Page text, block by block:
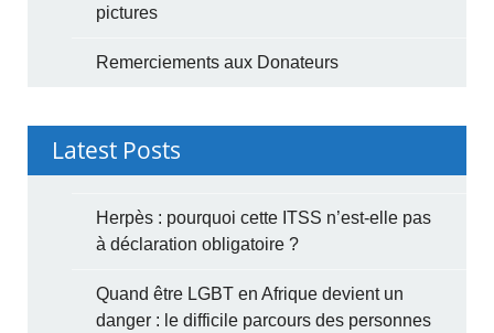
pictures
Remerciements aux Donateurs
Latest Posts
Herpès : pourquoi cette ITSS n’est-elle pas
à déclaration obligatoire ?
Quand être LGBT en Afrique devient un
danger : le difficile parcours des personnes